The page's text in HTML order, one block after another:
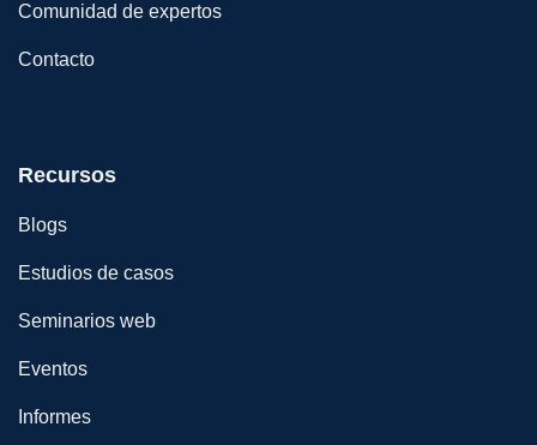
Comunidad de expertos
Contacto
Recursos
Blogs
Estudios de casos
Seminarios web
Eventos
Informes